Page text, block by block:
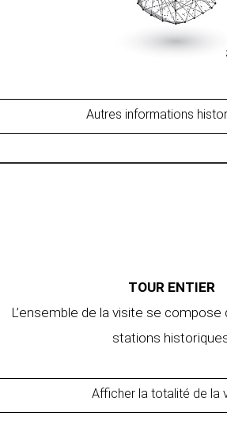
Autres informations
TOUR ENTIER
L’ensemble de la visite se compose
stations
Afficher la totalité de la